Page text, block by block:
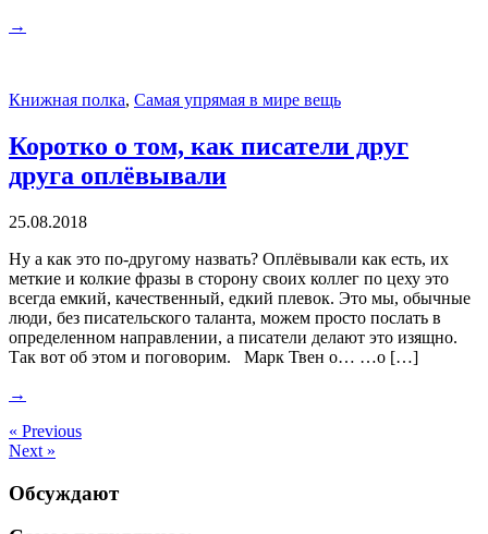
→
Книжная полка, Самая упрямая в мире вещь
Коротко о том, как писатели друг
друга оплёвывали
25.08.2018
Ну а как это по-другому назвать? Оплёвывали как есть, их
меткие и колкие фразы в сторону своих коллег по цеху это
всегда емкий, качественный, едкий плевок. Это мы, обычные
люди, без писательского таланта, можем просто послать в
определенном направлении, а писатели делают это изящно.
Так вот об этом и поговорим. Марк Твен о… …о […]
→
« Previous
Next »
Обсуждают